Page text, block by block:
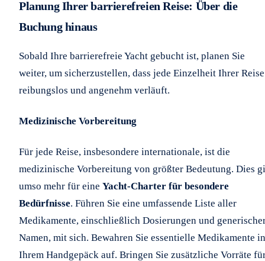
Planung Ihrer barrierefreien Reise: Über die
Buchung hinaus
Sobald Ihre barrierefreie Yacht gebucht ist, planen Sie
weiter, um sicherzustellen, dass jede Einzelheit Ihrer Reise
reibungslos und angenehm verläuft.
Medizinische Vorbereitung
Für jede Reise, insbesondere internationale, ist die
medizinische Vorbereitung von größter Bedeutung. Dies
umso mehr für eine Yacht-Charter für besondere
Bedürfnisse. Führen Sie eine umfassende Liste aller
Medikamente, einschließlich Dosierungen und
Namen, mit sich. Bewahren Sie essentielle Medikamente in
Ihrem Handgepäck auf. Bringen Sie zusätzliche Vorräte